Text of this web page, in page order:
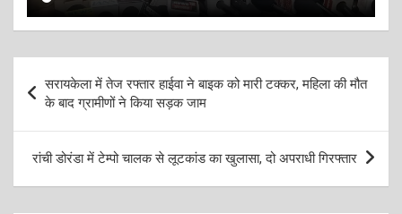
navigation
सरायकेला में तेज रफ्तार हाईवा ने बाइक को मारी टक्कर, महिला की मौत
के बाद ग्रामीणों ने किया सड़क जाम
रांची डोरंडा में टेम्पो चालक से लूटकांड का खुलासा, दो अपराधी गिरफ्तार